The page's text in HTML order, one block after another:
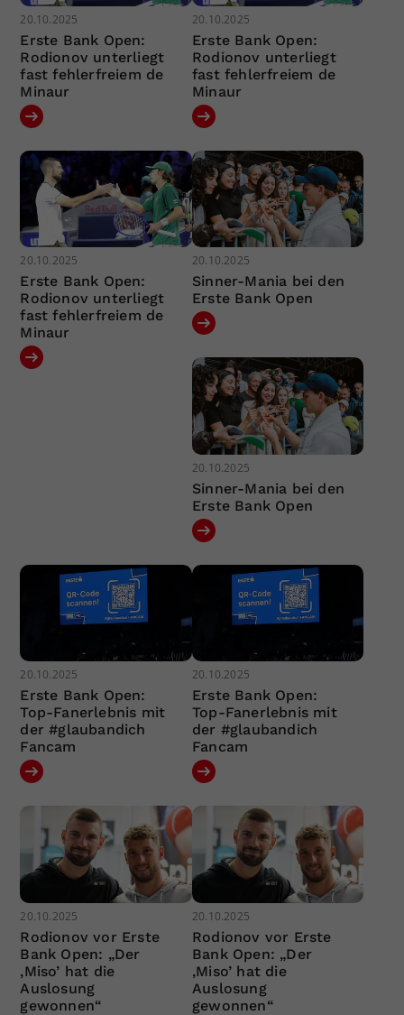
20.10.2025
Erste Bank Open:
Rodionov unterliegt
fast fehlerfreiem de
Minaur
20.10.2025
Erste Bank Open:
Rodionov unterliegt
fast fehlerfreiem de
Minaur
20.10.2025
Erste Bank Open:
Rodionov unterliegt
fast fehlerfreiem de
Minaur
20.10.2025
Sinner-Mania bei den
Erste Bank Open
20.10.2025
Sinner-Mania bei den
Erste Bank Open
20.10.2025
Erste Bank Open:
Top-Fanerlebnis mit
der #glaubandich
Fancam
20.10.2025
Erste Bank Open:
Top-Fanerlebnis mit
der #glaubandich
Fancam
20.10.2025
Rodionov vor Erste
Bank Open: „Der
‚Miso’ hat die
Auslosung
gewonnen“
20.10.2025
Rodionov vor Erste
Bank Open: „Der
‚Miso’ hat die
Auslosung
gewonnen“